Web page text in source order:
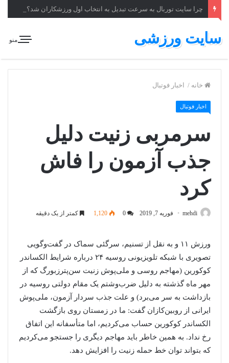
چرا سایت توربال به ‌سرعت تبدیل به انتخاب اول ورزشکاران شد؟
منو سایت ورزشی
خانه / اخبار فوتبال
اخبار فوتبال
سرمربی زنیت دلیل
جذب آزمون را فاش
کرد
mehdi فوریه 7, 2019 1,120 کمتر از یک دقیقه
ورزش ۱۱ و به نقل از تسنیم، سرگئی سماک در گفت‌وگویی
تصویری با شبکه تلویزیونی روسیه ۲۴ درباره شرایط الکساندر
کوکورین (مهاجم روسی و ملی‌پوش زنیت سن‌پترزبورگ که از
مهر ماه گذشته به دلیل ضرب‌وشتم یک مقام دولتی روسیه در
بازداشت به سر می‌برد) و علت جذب سردار آزمون، ملی‌پوش
ایرانی از روبین‌کازان گفت: ما در زمستان روی بازگشت
الکساندر کوکورین حساب می‌کردیم، اما متأسفانه این اتفاق
رخ نداد. به همین خاطر باید مهاجم دیگری را جستجو می‌کردیم
که بتواند توان خط حمله زنیت را افزایش دهد.